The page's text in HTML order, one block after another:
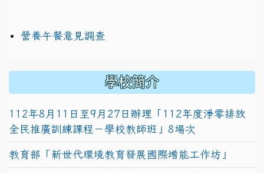
營養午餐意見調查
學校簡介
112年8月11日至9月27日辦理「112年度淨零排放
全民推廣訓練課程－學校教師班」8場次
教育部「新世代環境教育發展國際增能工作坊」